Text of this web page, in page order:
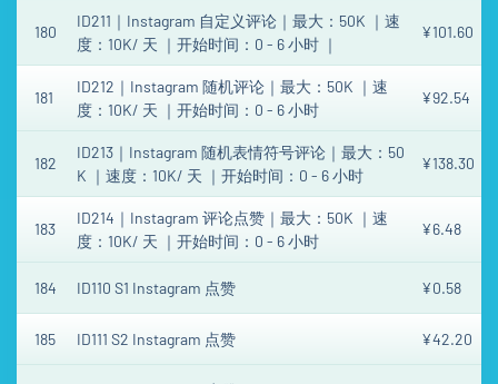
180
ID211｜Instagram 自定义评论｜最大：50K ｜速
度：10K/ 天 ｜开始时间：0 - 6 小时 ｜
¥101.60
181
ID212｜Instagram 随机评论｜最大：50K ｜速
度：10K/ 天 ｜开始时间：0 - 6 小时
¥92.54
182
ID213｜Instagram 随机表情符号评论｜最大：50
K ｜速度：10K/ 天 ｜开始时间：0 - 6 小时
¥138.30
183
ID214｜Instagram 评论点赞｜最大：50K ｜速
度：10K/ 天 ｜开始时间：0 - 6 小时
¥6.48
184 ID110 S1 Instagram 点赞 ¥0.58
185 ID111 S2 Instagram 点赞 ¥42.20